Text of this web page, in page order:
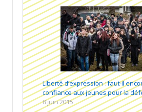
Liberté d’expression : faut-il
confiance aux jeunes pour la
8 juin 2015